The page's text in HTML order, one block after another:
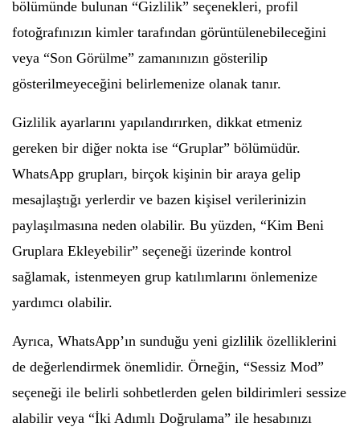
bölümünde bulunan “Gizlilik” seçenekleri, profil
fotoğrafınızın kimler tarafından görüntülenebileceğini
veya “Son Görülme” zamanınızın gösterilip
gösterilmeyeceğini belirlemenize olanak tanır.
Gizlilik ayarlarını yapılandırırken, dikkat etmeniz
gereken bir diğer nokta ise “Gruplar” bölümüdür.
WhatsApp grupları, birçok kişinin bir araya gelip
mesajlaştığı yerlerdir ve bazen kişisel verilerinizin
paylaşılmasına neden olabilir. Bu yüzden, “Kim Beni
Gruplara Ekleyebilir” seçeneği üzerinde kontrol
sağlamak, istenmeyen grup katılımlarını önlemenize
yardımcı olabilir.
Ayrıca, WhatsApp’ın sunduğu yeni gizlilik özelliklerini
de değerlendirmek önemlidir. Örneğin, “Sessiz Mod”
seçeneği ile belirli sohbetlerden gelen bildirimleri sessize
alabilir veya “İki Adımlı Doğrulama” ile hesabınızı